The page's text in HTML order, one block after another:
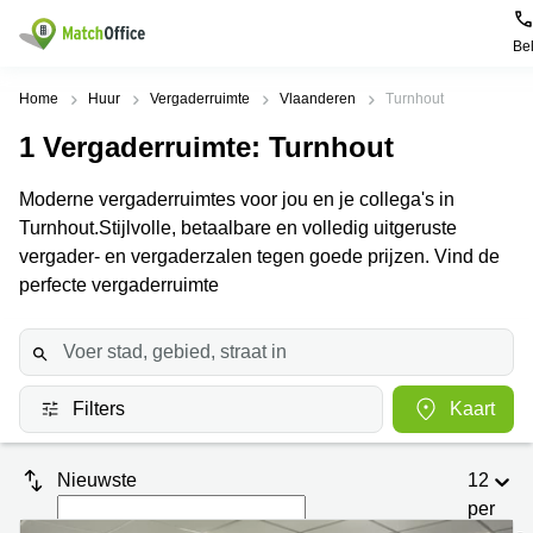
Bel
Huur & verhuur
Soorten
ruimten
Kantoor
huren
centers
huren
huren
huren
Virtueel
Populaire
Gent
Antwerpen
Brussel
Diegem
Dilbeek
Doornik
Populaire
Kantoor
te huur
in
Hasselt
Kantoor
te huur
in Genk
Bedrijvencentrum
Sint-Pieters-
Kantoor
te huur in
Hulp
Over ons
Registreer uw kantoor
Prijs
Log in
Kies een taal
Frans
Home Huur Vergaderruimte Vlaanderen Turnhout
1 Vergaderruimte: Turnhout
Moderne vergaderruimtes voor jou en je collega's in
Turnhout.Stijlvolle, betaalbare en volledig uitgeruste
vergader- en vergaderzalen tegen goede prijzen. Vind de
perfecte vergaderruimte
Filters Kaart
Nieuwste
12
per